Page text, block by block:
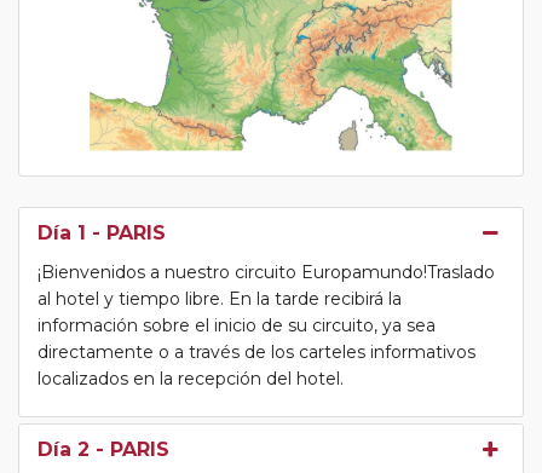
Día 1 - PARIS
¡Bienvenidos a nuestro circuito Europamundo!Traslado
al hotel y tiempo libre. En la tarde recibirá la
información sobre el inicio de su circuito, ya sea
directamente o a través de los carteles informativos
localizados en la recepción del hotel.
Día 2 - PARIS